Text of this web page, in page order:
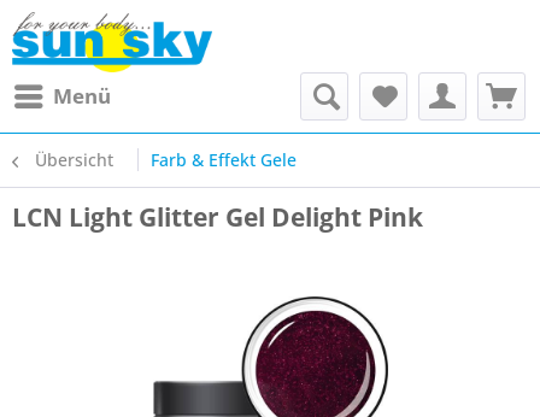
Menü
Übersicht Farb & Effekt Gele
LCN Light Glitter Gel Delight Pink